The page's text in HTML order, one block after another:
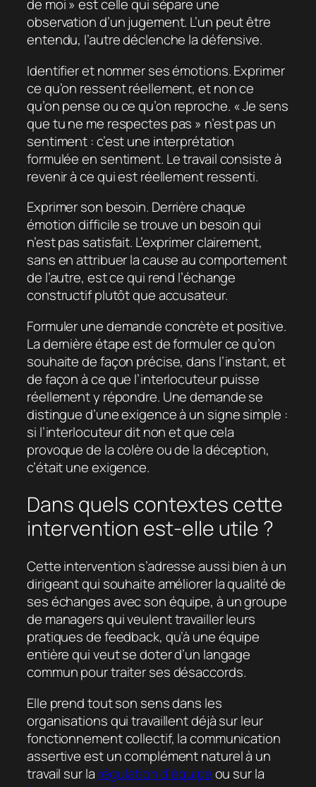
de moi » est celle qui sépare une
observation d’un jugement. L’un peut être
entendu, l’autre déclenche la défensive.
Identifier et nommer ses émotions. Exprimer
ce qu’on ressent réellement, et non ce
qu’on pense ou ce qu’on reproche. « Je sens
que tu ne me respectes pas » n’est pas un
sentiment : c’est une interprétation
formulée en sentiment. Le travail consiste à
revenir à ce qui est réellement ressenti.
Exprimer son besoin. Derrière chaque
émotion difficile se trouve un besoin qui
n’est pas satisfait. L’exprimer clairement,
sans en attribuer la cause au comportement
de l’autre, est ce qui rend l’échange
constructif plutôt que accusateur.
Formuler une demande concrète et positive.
La dernière étape est de formuler ce qu’on
souhaite de façon précise, dans l’instant, et
de façon à ce que l’interlocuteur puisse
réellement y répondre. Une demande se
distingue d’une exigence à un signe simple :
si l’interlocuteur dit non et que cela
provoque de la colère ou de la déception,
c’était une exigence.
Dans quels contextes cette
intervention est-elle utile ?
Cette intervention s’adresse aussi bien à un
dirigeant qui souhaite améliorer la qualité de
ses échanges avec son équipe, à un groupe
de managers qui veulent travailler leurs
pratiques de feedback, qu’à une équipe
entière qui veut se doter d’un langage
commun pour traiter ses désaccords.
Elle prend tout son sens dans les
organisations qui travaillent déjà sur leur
fonctionnement collectif, la communication
assertive est un complément naturel à un
travail sur la régulation d’équipeou sur la